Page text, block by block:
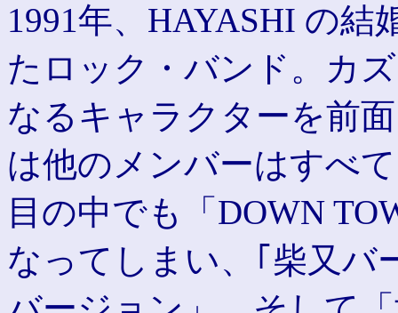
1991年、HAYASHI の
たロック・バンド。カ
なるキャラクターを前
は他のメンバーはすべ
目の中でも「DOWN
なってしまい、｢柴又バ